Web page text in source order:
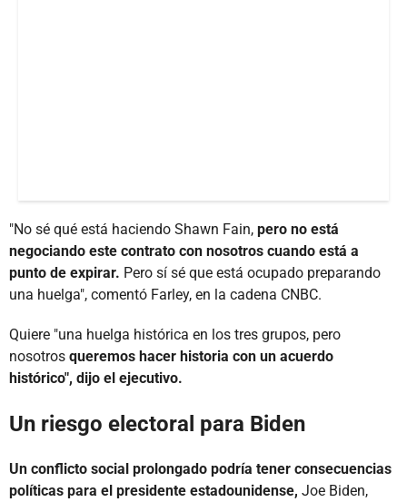
"No sé qué está haciendo Shawn Fain, pero no está
negociando este contrato con nosotros cuando está a
punto de expirar. Pero sí sé que está ocupado preparando
una huelga", comentó Farley, en la cadena CNBC.
Quiere "una huelga histórica en los tres grupos, pero
nosotros queremos hacer historia con un acuerdo
histórico", dijo el ejecutivo.
Un riesgo electoral para Biden
Un conflicto social prolongado podría tener consecuencias
políticas para el presidente estadounidense, Joe Biden,